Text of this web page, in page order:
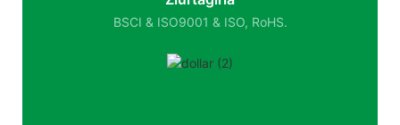
BSCI & ISO9001 & ISO, RoHS.